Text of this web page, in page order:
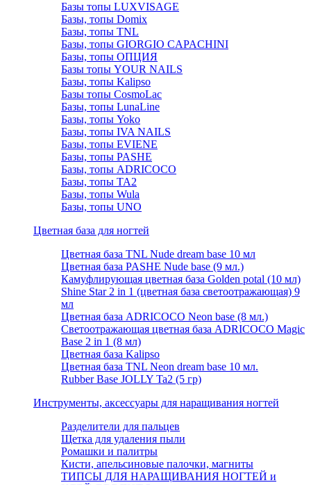
Базы топы LUXVISAGE
Базы, топы Domix
Базы, топы TNL
Базы, топы GIORGIO CAPACHINI
Базы, топы ОПЦИЯ
Базы топы YOUR NAILS
Базы, топы Kalipso
Базы топы CosmoLac
Базы, топы LunaLine
Базы, топы Yoko
Базы, топы IVA NAILS
Базы, топы EVIENE
Базы, топы PASHE
Базы, топы ADRICOCO
Базы, топы TA2
Базы, топы Wula
Базы, топы UNO
Цветная база для ногтей
Цветная база TNL Nude dream base 10 мл
Цветная база PASHE Nude base (9 мл.)
Камуфлирующая цветная база Golden potal (10 мл)
Shine Star 2 in 1 (цветная база светоотражающая) 9
мл
Цветная база ADRICOCO Neon base (8 мл.)
Светоотражающая цветная база ADRICOCO Magic
Base 2 in 1 (8 мл)
Цветная база Kalipso
Цветная база TNL Neon dream base 10 мл.
Rubber Base JOLLY Ta2 (5 гр)
Инструменты, аксессуары для наращивания ногтей
Разделители для пальцев
Щетка для удаления пыли
Ромашки и палитры
Кисти, апельсиновые палочки, магниты
ТИПСЫ ДЛЯ НАРАЩИВАНИЯ НОГТЕЙ и